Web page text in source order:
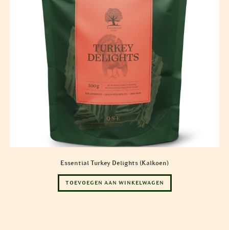
Essential Turkey Delights (Kalkoen)
TOEVOEGEN AAN WINKELWAGEN